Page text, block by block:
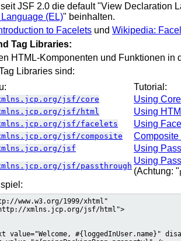
JSF 2.0 die default "View Declaration
(EL)" beinhalten.
to Facelets und Wikipedia:
Tag Libraries:
HTML-Komponenten und Funktionen in
Libraries sind:
Tutorial:
jsf/core Using
jsf/html Using
jsf/facelets Using
jsf/composite Composite
jsf Using
jsf/passthrough
Using
(Achtung: "
www.w3.org/1999/xhtml"
xmlns.jcp.org/jsf/html">
value="Welcome, #{loggedInUser.name}"